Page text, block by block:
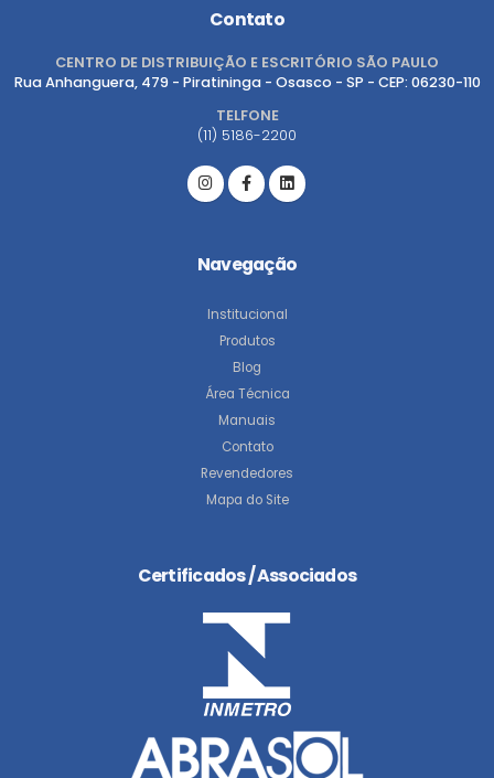
Contato
CENTRO DE DISTRIBUIÇÃO E ESCRITÓRIO SÃO PAULO
Rua Anhanguera, 479 - Piratininga - Osasco - SP - CEP: 06230-110
TELFONE
(11) 5186-2200
Navegação
Institucional
Produtos
Blog
Área Técnica
Manuais
Contato
Revendedores
Mapa do Site
Certificados / Associados